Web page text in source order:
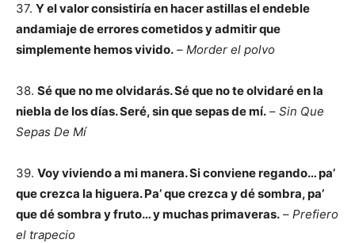
37. Y el valor consistiría en hacer astillas el endeble
andamiaje de errores cometidos y admitir que
simplemente hemos vivido. – Morder el polvo
38. Sé que no me olvidarás. Sé que no te olvidaré en la
niebla de los días. Seré, sin que sepas de mí. – Sin Que
Sepas De Mí
39. Voy viviendo a mi manera. Si conviene regando… pa’
que crezca la higuera. Pa’ que crezca y dé sombra, pa’
que dé sombra y fruto… y muchas primaveras. – Prefiero
el trapecio